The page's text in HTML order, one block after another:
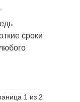
сроки
1 из 2